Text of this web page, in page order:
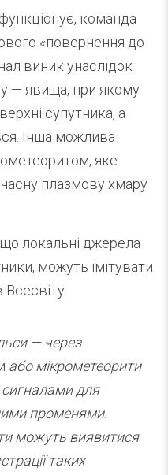
команда
«повернення до
виник унаслідок
— явища, при якому
супутника, а
Інша можлива
яке
плазмову хмару
локальні джерела
можуть імітувати
— через
або мікрометеорити
для
променями.
можуть виявитися
таких